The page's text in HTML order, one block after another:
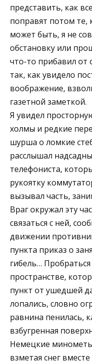
представить, как
поправят потом те,
может быть, я не
обстановку или
что-то прибавил от
так, как увидело
воображение,
газетной заметкой.
Я увидел
холмы и редкие
шурша о ломкие
расслышал
телефониста,
рукоятку
вызывал часть,
Враг окружал эту
связаться с ней,
движении
пункта приказ о
гибель…
пространстве,
пункт от ушедшей
лопались, словно
равнина пенилась,
взбугренная
Немецкие
взметая снег